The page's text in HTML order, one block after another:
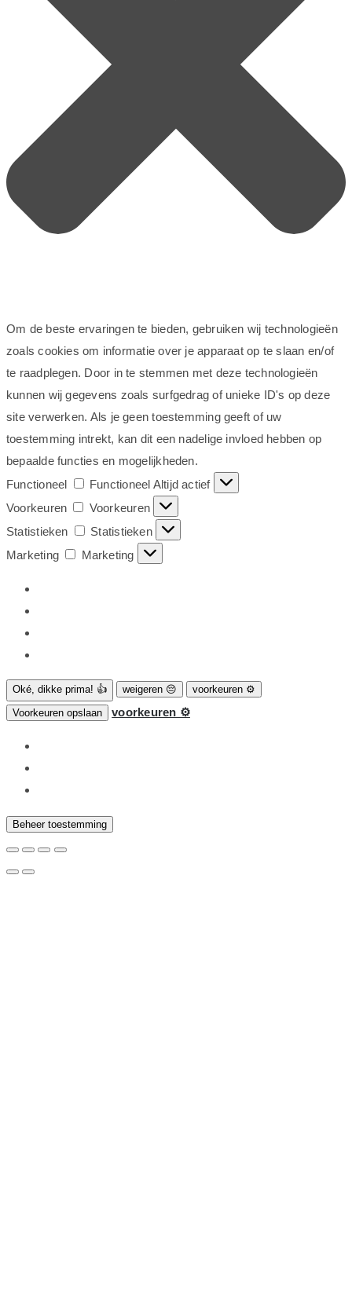
Om de beste ervaringen te bieden, gebruiken wij technologieën
zoals cookies om informatie over je apparaat op te slaan en/of
te raadplegen. Door in te stemmen met deze technologieën
kunnen wij gegevens zoals surfgedrag of unieke ID's op deze
site verwerken. Als je geen toestemming geeft of uw
toestemming intrekt, kan dit een nadelige invloed hebben op
bepaalde functies en mogelijkheden.
Functioneel
Functioneel Altijd actief
Voorkeuren
Voorkeuren
Statistieken
Statistieken
Marketing
Marketing
Oké, dikke prima! 👍 weigeren 😔
voorkeuren ⚙
Voorkeuren opslaan
voorkeuren ⚙
Beheer toestemming